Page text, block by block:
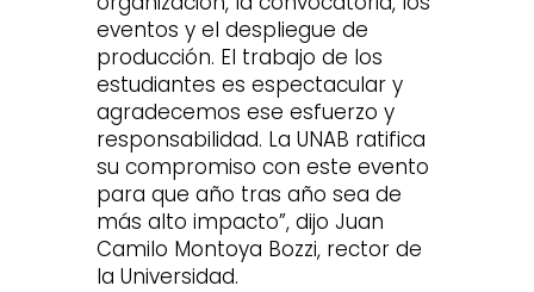
eventos y el despliegue de
producción. El trabajo de los
estudiantes es espectacular y
agradecemos ese esfuerzo y
responsabilidad. La UNAB ratifica
su compromiso con este evento
para que año tras año sea de
más alto impacto”, dijo Juan
Camilo Montoya Bozzi, rector de
la Universidad.